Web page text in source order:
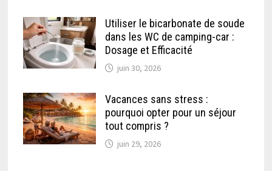
Utiliser le bicarbonate de soude
dans les WC de camping-car :
Dosage et Efficacité
juin 30, 2026
Vacances sans stress :
pourquoi opter pour un séjour
tout compris ?
juin 29, 2026